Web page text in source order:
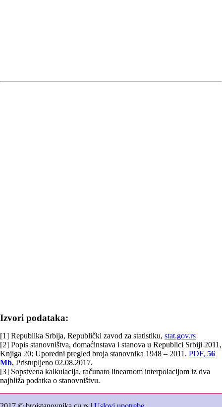
Izvori podataka:
[1] Republika Srbija, Republički zavod za statistiku, stat.gov.rs
[2] Popis stanovništva, domaćinstava i stanova u Republici Srbiji 2011,
Knjiga 20: Uporedni pregled broja stanovnika 1948 – 2011. PDF, 56
Mb, Pristupljeno 02.08.2017.
[3] Sopstvena kalkulacija, računato linearnom interpolacijom iz dva
najbliža podatka o stanovništvu.